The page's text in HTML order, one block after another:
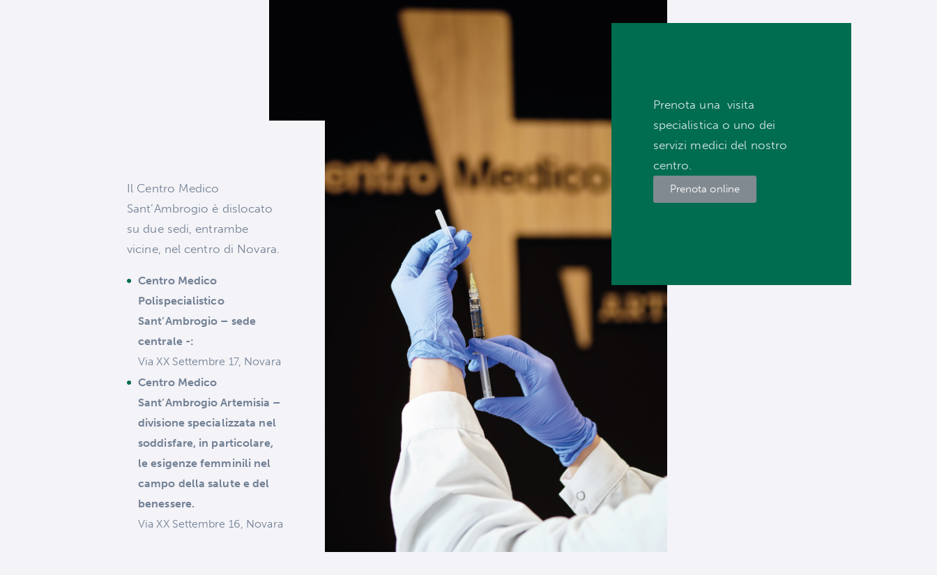
Il Centro Medico
Sant’Ambrogio è dislocato
su due sedi, entrambe
vicine, nel centro di Novara.
Centro Medico
Polispecialistico
Sant’Ambrogio – sede
centrale -:
Via XX Settembre 17, Novara
Centro Medico
Sant’Ambrogio Artemisia –
divisione specializzata nel
soddisfare, in particolare,
le esigenze femminili nel
campo della salute e del
benessere.
Via XX Settembre 16, Novara
Prenota una visita
specialistica o uno dei
servizi medici del nostro
centro.
Prenota online